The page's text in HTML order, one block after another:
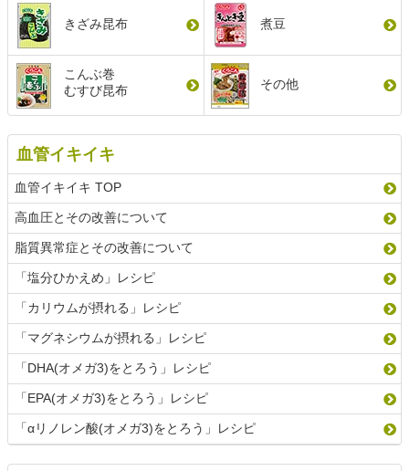
きざみ昆布 煮豆
こんぶ巻
むすび昆布
その他
血管イキイキ
血管イキイキ TOP
高血圧とその改善について
脂質異常症とその改善について
「塩分ひかえめ」レシピ
「カリウムが摂れる」レシピ
「マグネシウムが摂れる」レシピ
「DHA(オメガ3)をとろう」レシピ
「EPA(オメガ3)をとろう」レシピ
「αリノレン酸(オメガ3)をとろう」レシピ